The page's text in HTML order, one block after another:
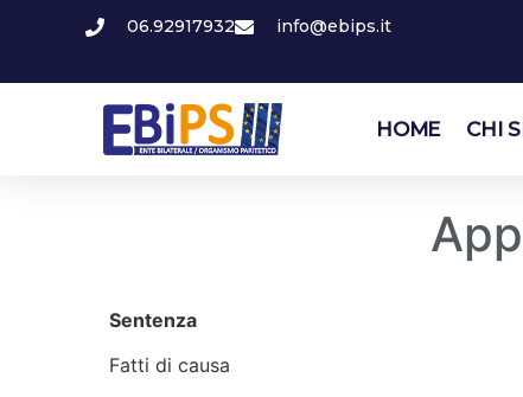
06.92917932 info@ebips.it
HOME CHI
Sentenza
Fatti di causa